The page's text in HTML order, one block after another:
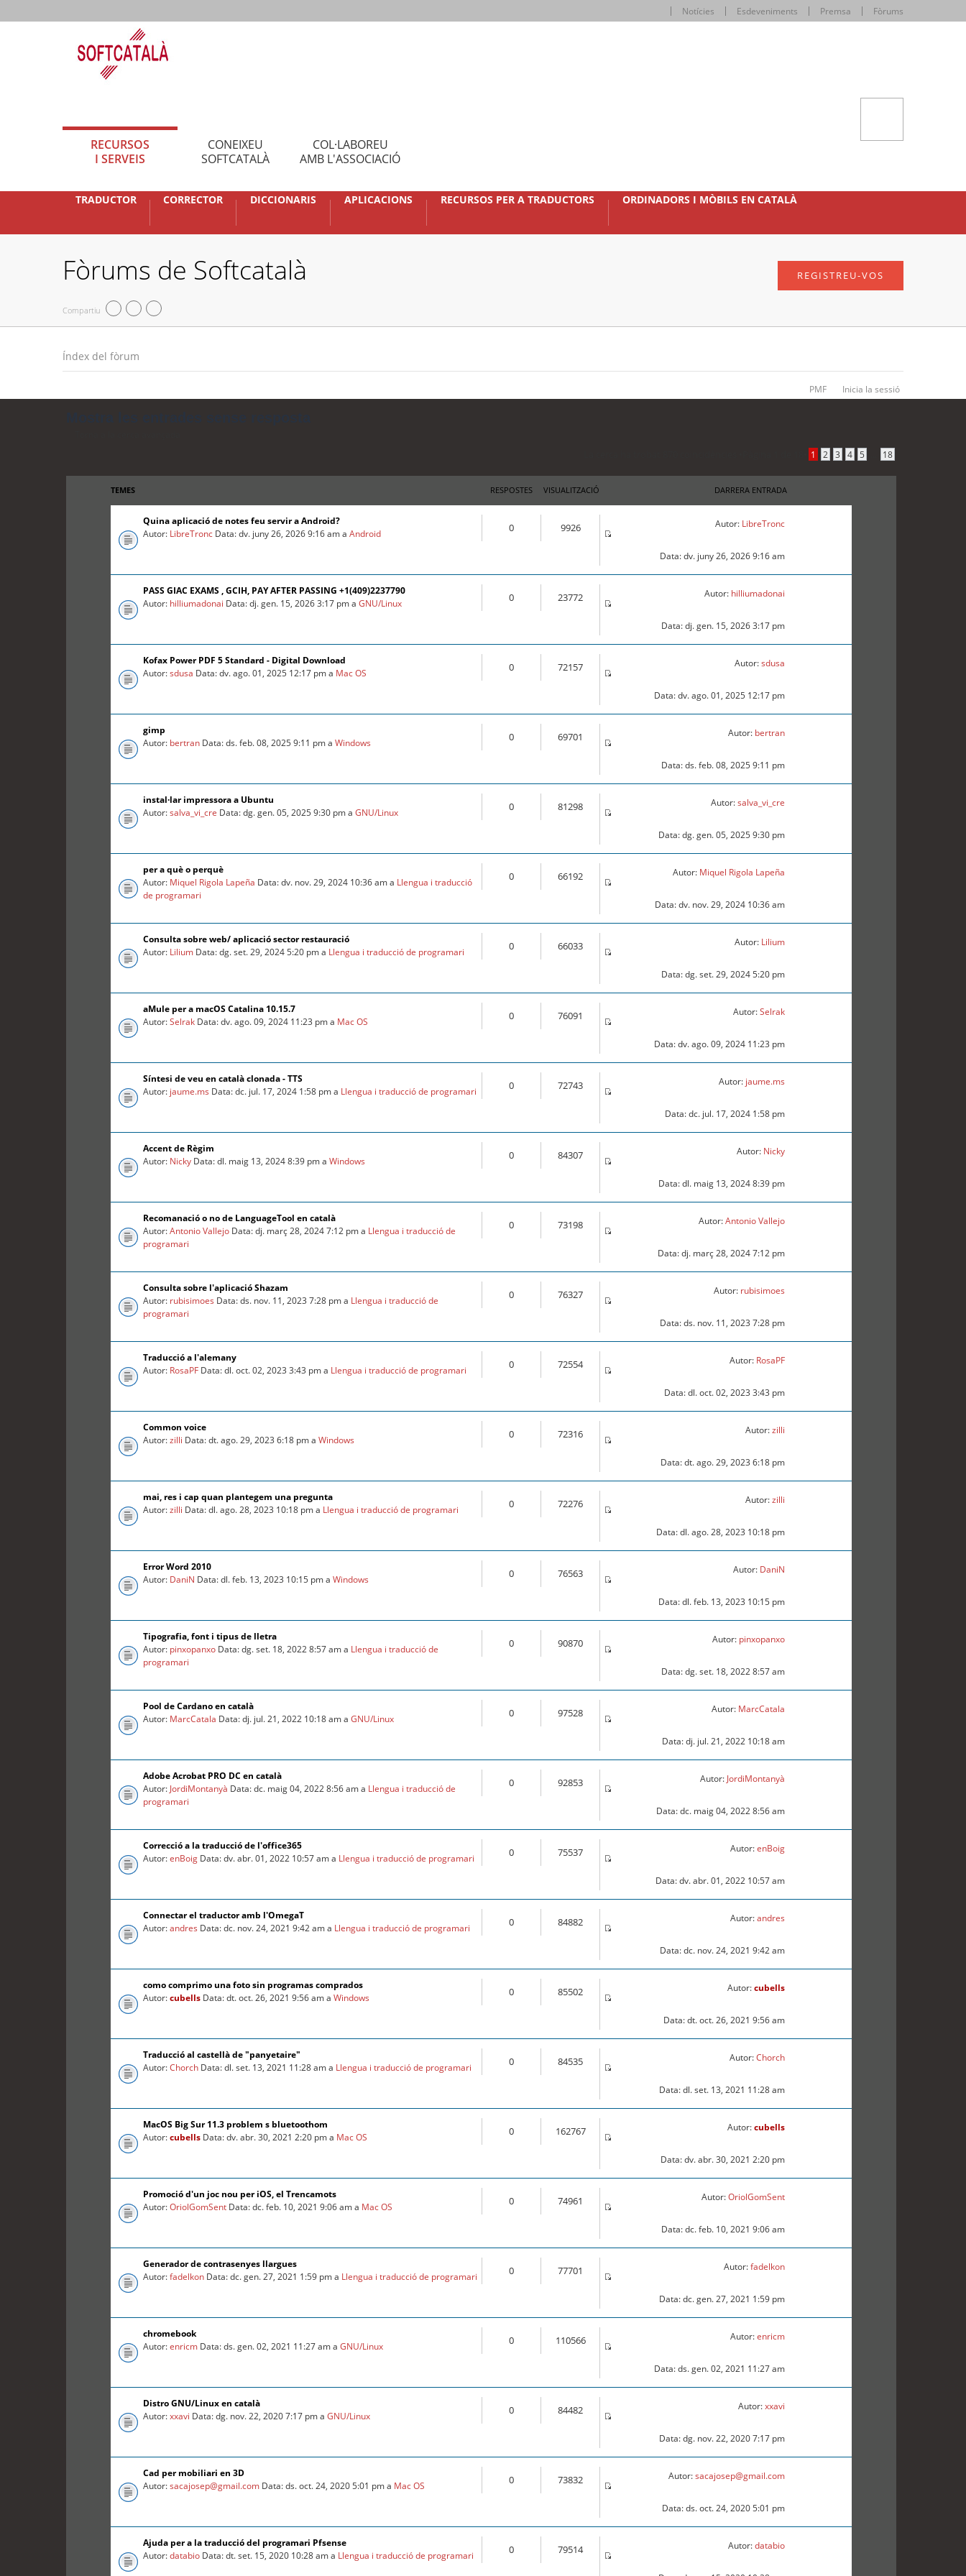
Notícies Esdeveniments Premsa Fòrums
RECURSOS
I SERVEIS
CONEIXEU
SOFTCATALÀ
COL·LABOREU
AMB L'ASSOCIACIÓ
TRADUCTOR CORRECTOR DICCIONARIS APLICACIONS RECURSOS PER A TRADUCTORS ORDINADORS I MÒBILS EN CATALÀ
Fòrums de Softcatalà
Compartiu
REGISTREU-VOS
Índex del fòrum
PMF Inicia la sessió
1 2 3 4 5 18
TEMES RESPOSTES VISUALITZACIÓ DARRERA ENTRADA
Quina aplicació de notes feu servir a Android?
Autor: LibreTronc Data: dv. juny 26, 2026 9:16 am aAndroid 0 9926 Autor: LibreTronc
Data: dv. juny 26, 2026 9:16 am
PASS GIAC EXAMS , GCIH, PAY AFTER PASSING +1(409)2237790
Autor: hilliumadonai Data: dj. gen. 15, 2026 3:17 pm aGNU/Linux 0 23772 Autor: hilliumadonai
Data: dj. gen. 15, 2026 3:17 pm
Kofax Power PDF 5 Standard - Digital Download
Autor:sdusa Data: dv. ago. 01, 2025 12:17 pm a Mac OS 0 72157 Autor:sdusa
Data: dv. ago. 01, 2025 12:17 pm
gimp
Autor: bertran Data: ds. feb. 08, 2025 9:11 pm aWindows 0 69701 Autor: bertran
Data: ds. feb. 08, 2025 9:11 pm
instal·lar impressora a Ubuntu
Autor:salva_vi_cre Data: dg. gen. 05, 2025 9:30 pm aGNU/Linux 0 81298 Autor:salva_vi_cre
Data: dg. gen. 05, 2025 9:30 pm
per a què o perquè
Autor: Miquel Rigola Lapeña Data: dv. nov. 29, 2024 10:36 am a Llengua i traducció
de programari
0 66192 Autor: Miquel Rigola Lapeña
Data: dv. nov. 29, 2024 10:36 am
Consulta sobre web/ aplicació sector restauració
Autor: Lilium Data: dg. set. 29, 2024 5:20 pm a Llengua i traducció de programari 0 66033 Autor: Lilium
Data: dg. set. 29, 2024 5:20 pm
aMule per a macOS Catalina 10.15.7
Autor:Selrak Data: dv. ago. 09, 2024 11:23 pm a Mac OS 0 76091 Autor:Selrak
Data: dv. ago. 09, 2024 11:23 pm
Síntesi de veu en català clonada - TTS
Autor: jaume.ms Data: dc. jul. 17, 2024 1:58 pm a Llengua i traducció de programari 0 72743 Autor: jaume.ms
Data: dc. jul. 17, 2024 1:58 pm
Accent de Règim
Autor: Nicky Data: dl. maig 13, 2024 8:39 pm aWindows 0 84307 Autor: Nicky
Data: dl. maig 13, 2024 8:39 pm
Recomanació o no de LanguageTool en català
Autor:Antonio Vallejo Data: dj. març 28, 2024 7:12 pm a Llengua i traducció de
programari
0 73198 Autor:Antonio Vallejo
Data: dj. març 28, 2024 7:12 pm
Consulta sobre l'aplicació Shazam
Autor: rubisimoes Data: ds. nov. 11, 2023 7:28 pm a Llengua i traducció de
programari
0 76327 Autor: rubisimoes
Data: ds. nov. 11, 2023 7:28 pm
Traducció a l'alemany
Autor: RosaPF Data: dl. oct. 02, 2023 3:43 pm a Llengua i traducció de programari 0 72554 Autor: RosaPF
Data: dl. oct. 02, 2023 3:43 pm
Common voice
Autor:zilli Data: dt. ago. 29, 2023 6:18 pm aWindows 0 72316 Autor:zilli
Data: dt. ago. 29, 2023 6:18 pm
mai, res i cap quan plantegem una pregunta
Autor:zilli Data: dl. ago. 28, 2023 10:18 pm a Llengua i traducció de programari 0 72276 Autor:zilli
Data: dl. ago. 28, 2023 10:18 pm
Error Word 2010
Autor: DaniN Data: dl. feb. 13, 2023 10:15 pm aWindows 0 76563 Autor: DaniN
Data: dl. feb. 13, 2023 10:15 pm
Tipografia, font i tipus de lletra
Autor: pinxopanxo Data: dg. set. 18, 2022 8:57 am a Llengua i traducció de
programari
0 90870 Autor: pinxopanxo
Data: dg. set. 18, 2022 8:57 am
Pool de Cardano en català
Autor: MarcCatala Data: dj. jul. 21, 2022 10:18 am aGNU/Linux 0 97528 Autor: MarcCatala
Data: dj. jul. 21, 2022 10:18 am
Adobe Acrobat PRO DC en català
Autor: JordiMontanyà Data: dc. maig 04, 2022 8:56 am a Llengua i traducció de
programari
0 92853 Autor: JordiMontanyà
Data: dc. maig 04, 2022 8:56 am
Correcció a la traducció de l'office365
Autor:enBoig Data: dv. abr. 01, 2022 10:57 am a Llengua i traducció de programari 0 75537 Autor:enBoig
Data: dv. abr. 01, 2022 10:57 am
Connectar el traductor amb l'OmegaT
Autor:andres Data: dc. nov. 24, 2021 9:42 am a Llengua i traducció de programari 0 84882 Autor:andres
Data: dc. nov. 24, 2021 9:42 am
como comprimo una foto sin programas comprados
Autor:cubells Data: dt. oct. 26, 2021 9:56 am aWindows 0 85502 Autor:cubells
Data: dt. oct. 26, 2021 9:56 am
Traducció al castellà de "panyetaire"
Autor:Chorch Data: dl. set. 13, 2021 11:28 am a Llengua i traducció de programari 0 84535 Autor:Chorch
Data: dl. set. 13, 2021 11:28 am
MacOS Big Sur 11.3 problem s bluetoothom
Autor:cubells Data: dv. abr. 30, 2021 2:20 pm a Mac OS 0 162767 Autor:cubells
Data: dv. abr. 30, 2021 2:20 pm
Promoció d'un joc nou per iOS, el Trencamots
Autor:OriolGomSent Data: dc. feb. 10, 2021 9:06 am a Mac OS 0 74961 Autor:OriolGomSent
Data: dc. feb. 10, 2021 9:06 am
Generador de contrasenyes llargues
Autor:fadelkon Data: dc. gen. 27, 2021 1:59 pm a Llengua i traducció de programari 0 77701 Autor:fadelkon
Data: dc. gen. 27, 2021 1:59 pm
chromebook
Autor:enricm Data: ds. gen. 02, 2021 11:27 am aGNU/Linux 0 110566 Autor:enricm
Data: ds. gen. 02, 2021 11:27 am
Distro GNU/Linux en català
Autor:xxavi Data: dg. nov. 22, 2020 7:17 pm aGNU/Linux 0 84482 Autor:xxavi
Data: dg. nov. 22, 2020 7:17 pm
Cad per mobiliari en 3D
Autor:sacajosep@gmail.com Data: ds. oct. 24, 2020 5:01 pm a Mac OS 0 73832 Autor:sacajosep@gmail.com
Data: ds. oct. 24, 2020 5:01 pm
Ajuda per a la traducció del programari Pfsense
Autor:databio Data: dt. set. 15, 2020 10:28 am a Llengua i traducció de programari 0 79514 Autor:databio